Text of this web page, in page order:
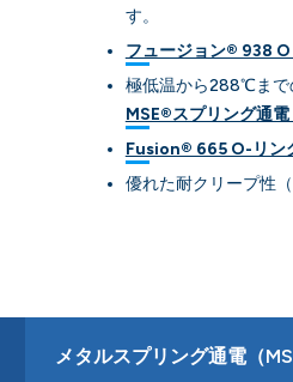
す。
フュージョン® 938
極低温から288℃まで
MSE®スプリング通
Fusion® 665 O-リン
優れた耐クリープ性
メタルスプリング通電（